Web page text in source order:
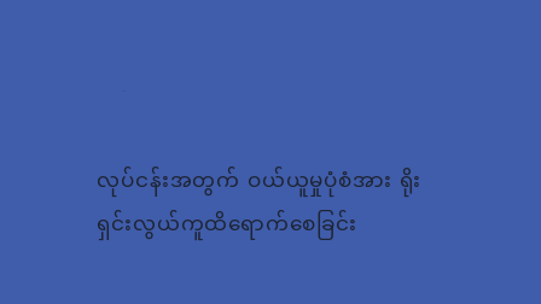
လုပ်ငန်းအတွက် ဝယ်ယူမှုပုံစံအား ရိုး
ရှင်းလွယ်ကူထိရောက်စေခြင်း